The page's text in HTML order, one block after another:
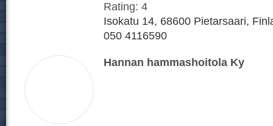
Rating: 4
Isokatu 14, 68600 Pietarsaari,
050 4116590
Hannan hammashoitola Ky